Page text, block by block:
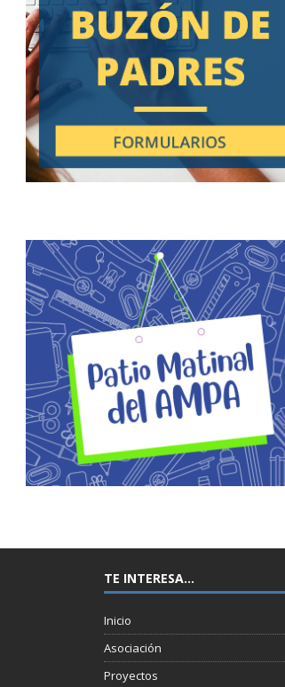
TE INTERESA…
Inicio
Asociación
Proyectos